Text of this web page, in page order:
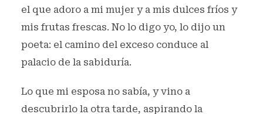
el que adoro a mi mujer y a mis dulces fríos y
mis frutas frescas. No lo digo yo, lo dijo un
poeta: el camino del exceso conduce al
palacio de la sabiduría.
Lo que mi esposa no sabía, y vino a
descubrirlo la otra tarde, aspirando la